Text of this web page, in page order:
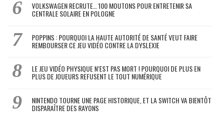
VOLKSWAGEN RECRUTE… 100 MOUTONS POUR ENTRETENIR SA
CENTRALE SOLAIRE EN POLOGNE
POPPINS : POURQUOI LA HAUTE AUTORITÉ DE SANTÉ VEUT FAIRE
REMBOURSER CE JEU VIDÉO CONTRE LA DYSLEXIE
LE JEU VIDÉO PHYSIQUE N’EST PAS MORT ! POURQUOI DE PLUS EN
PLUS DE JOUEURS REFUSENT LE TOUT NUMÉRIQUE
NINTENDO TOURNE UNE PAGE HISTORIQUE, ET LA SWITCH VA BIENTÔT
DISPARAÎTRE DES RAYONS